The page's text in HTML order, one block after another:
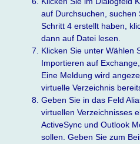
auf Durchsuchen, suchen
Schritt 4 erstellt haben,
dann auf Datei lesen.
Klicken Sie unter Wählen
Importieren auf
Eine Meldung wird
virtuelle Verzeichnis
Geben Sie in das Feld
virtuellen Verzeichnisses
ActiveSync und Outlook
sollen. Geben Sie zum